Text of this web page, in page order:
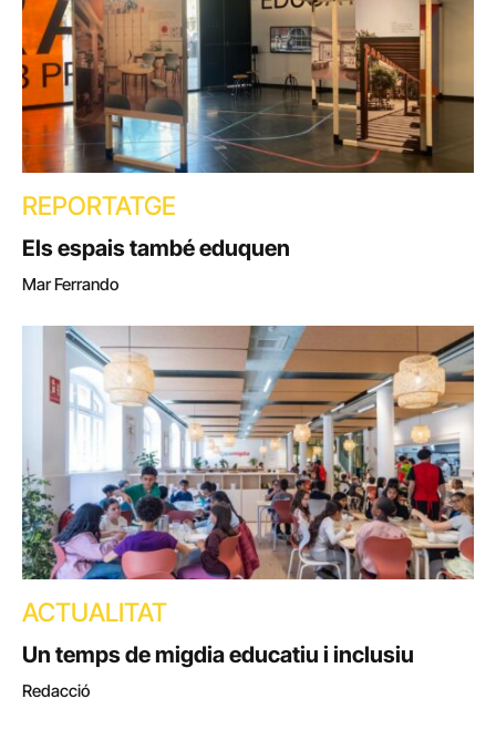
REPORTATGE
Els espais també eduquen
Mar Ferrando
ACTUALITAT
Un temps de migdia educatiu i inclusiu
Redacció